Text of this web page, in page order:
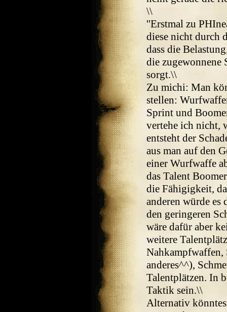
\\
''Erstmal zu
diese nicht durch
dass die
die zugewonnene
sorgt.\\
Zu michi: Man
stellen:
Sprint und
vertehe ich nicht,
entsteht der
aus man auf den
einer Wurfwaffe
das Talent
die Fähigigkeit,
anderen würde es
den geringeren
wäre dafür aber
weitere
Nahkampfwaffen,
anderes^^),
Talentplätzen. In
Taktik sein.\\
Alternativ